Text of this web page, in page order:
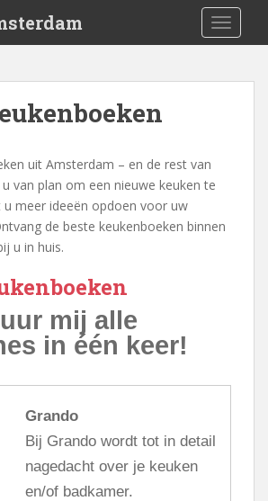
uit Amsterdam – en de rest van
van plan om een nieuwe keuken te
u meer ideeën opdoen voor uw
de beste keukenboeken binnen
u in huis.
mij alle
in één keer!
Grando
Bij Grando wordt tot in detail
nagedacht over je keuken
en/of badkamer.